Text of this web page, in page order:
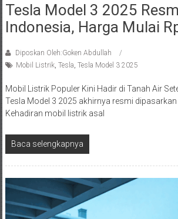
Tesla Model 3 2025
Indonesia, Harga Mulai
Diposkan Oleh:Goken Abdullah
Mobil Listrik, Tesla Tesla Model 3 2025
Mobil Listrik Populer Kini Hadir di Tanah Air
Tesla Model 3 2025 akhirnya resmi dipasarkan
Kehadiran mobil listrik asal
Baca selengkapnya